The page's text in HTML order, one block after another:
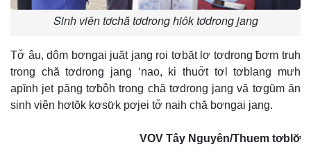
Sinh viên tơchă tơdrong hiôk tơdrong jang
Tơ̆ âu, dôm bơngai juăt jang roi tơbăt lơ tơdrong ƀơm truh
trong chă tơdrong jang ‘nao, ki thuơ̆t tơl tơblang mưh
apĭnh jet păng tơƀôh trong chă tơdrong jang vă tơgŭm ăn
sinh viên hơtŏk kơsư̆k pơjei tơ̆ naih chă bơngai jang.
VOV Tây Nguyên/Thuem tơblơ̆